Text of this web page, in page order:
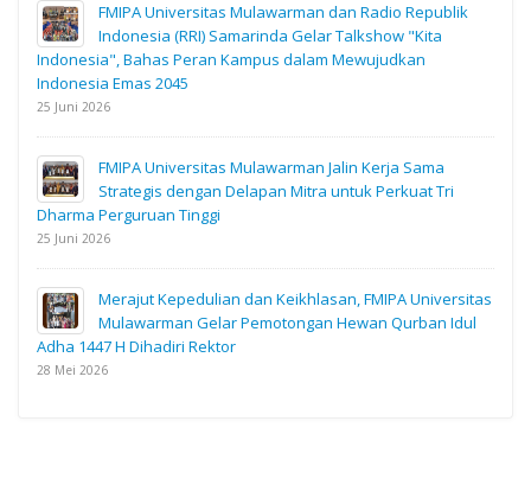
FMIPA Universitas Mulawarman dan Radio Republik
Indonesia (RRI) Samarinda Gelar Talkshow "Kita
Indonesia", Bahas Peran Kampus dalam Mewujudkan
Indonesia Emas 2045
25 Juni 2026
FMIPA Universitas Mulawarman Jalin Kerja Sama
Strategis dengan Delapan Mitra untuk Perkuat Tri
Dharma Perguruan Tinggi
25 Juni 2026
Merajut Kepedulian dan Keikhlasan, FMIPA Universitas
Mulawarman Gelar Pemotongan Hewan Qurban Idul
Adha 1447 H Dihadiri Rektor
28 Mei 2026